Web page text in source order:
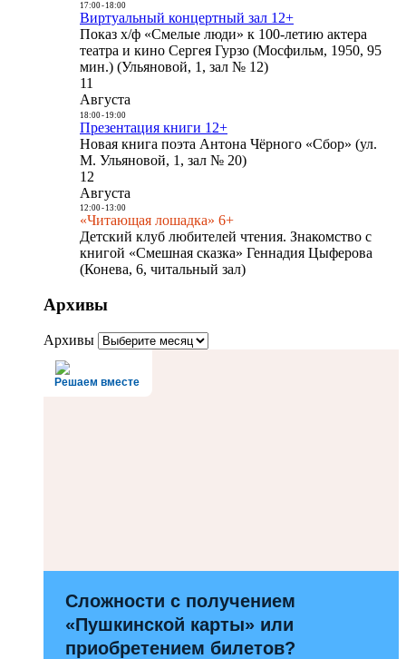
17:00- 18:00
Виртуальный концертный зал 12+
Показ х/ф «Смелые люди» к 100-летию актера
театра и кино Сергея Гурзо (Мосфильм, 1950, 95
мин.) (Ульяновой, 1, зал № 12)
11
Августа
18:00- 19:00
Презентация книги 12+
Новая книга поэта Антона Чёрного «Сбор» (ул.
М. Ульяновой, 1, зал № 20)
12
Августа
12:00- 13:00
«Читающая лошадка» 6+
Детский клуб любителей чтения. Знакомство с
книгой «Смешная сказка» Геннадия Цыферова
(Конева, 6, читальный зал)
Архивы
Архивы
Решаем вместе
Сложности с получением
«Пушкинской карты» или
приобретением билетов?